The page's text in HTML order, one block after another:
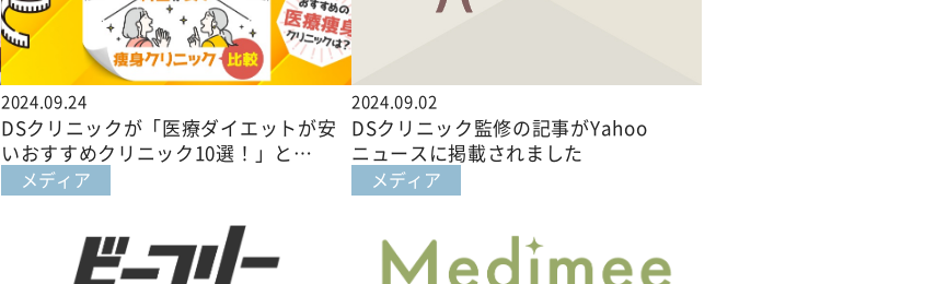
2024.09.24
DSクリニックが「医療ダイエットが安
いおすすめクリニック10選！」と…
2024.09.02
DSクリニック監修の記事がYahoo
ニュースに掲載されました
メディア メディア